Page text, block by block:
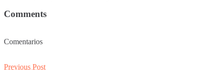
Comments
Comentarios
Previous PostPrevious